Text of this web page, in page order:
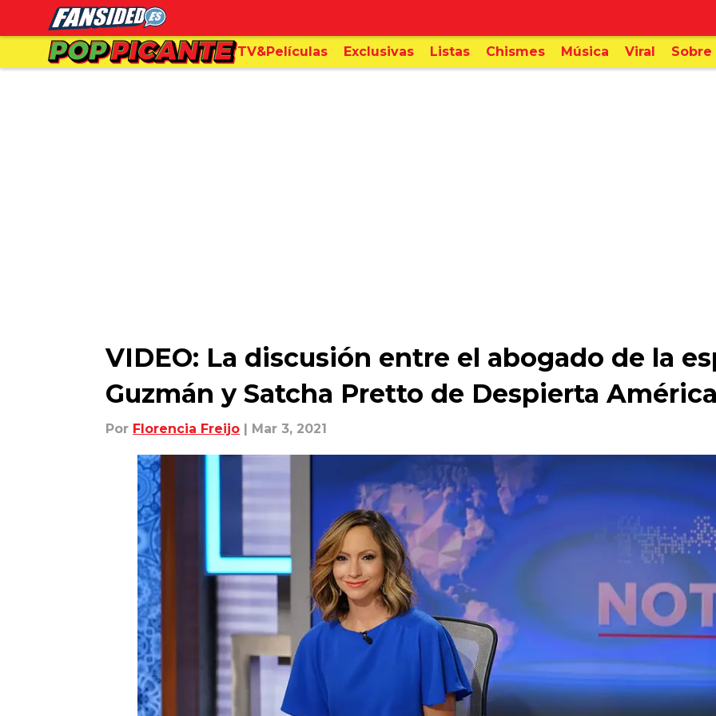
TV&Películas Exclusivas Listas Chismes Música Viral Sobre
VIDEO: La discusión entre el abogado de la
Guzmán y Satcha Pretto de Despierta
Por Florencia Freijo | Mar 3, 2021